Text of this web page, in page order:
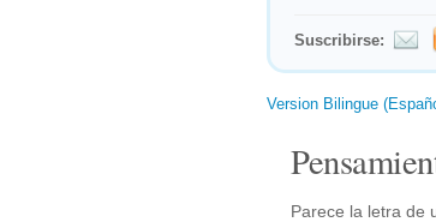
Suscribirse:
Version Bilingue
Parece la letra de